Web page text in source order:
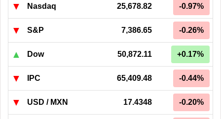
▼ Nasdaq 25,678.82 -0.97%
▼ S&P 7,386.65 -0.26%
▲ Dow 50,872.11 +0.17%
▼ IPC 65,409.48 -0.44%
▼ USD / MXN 17.4348 -0.20%